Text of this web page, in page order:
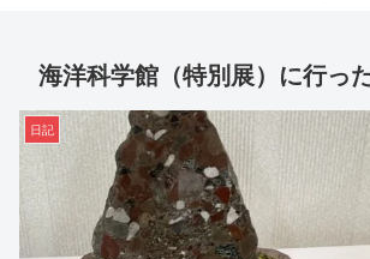
海洋科学館（特別展）に行っ
日記